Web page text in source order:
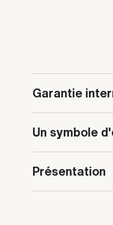
Garantie
Un symbole
Présentation